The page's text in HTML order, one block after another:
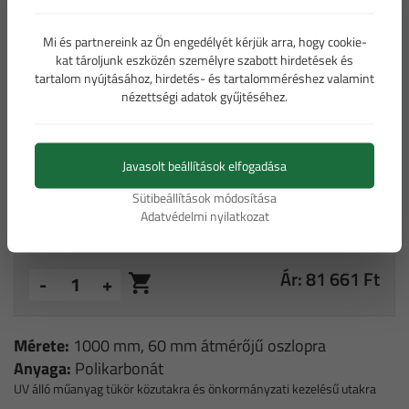
Forgalomtechnikai tükör 1000 mm -
kör alakú (bruttó ár)
Bővebb információ a táblákról
- + Ár: 81 661 Ft
Mérete: 1000 mm, 60 mm átmérőjű oszlopra
Anyaga: Polikarbonát
UV álló műanyag tükör közutakra és önkormányzati kezelésű utakra
Mi és partnereink az Ön engedélyét kérjük arra, hogy cookie-
kat tároljunk eszközén személyre szabott hirdetések és
tartalom nyújtásához, hirdetés- és tartalomméréshez valamint
nézettségi adatok gyűjtéséhez.
Javasolt beállítások elfogadása
Sütibeállítások módosítása
Adatvédelmi nyilatkozat